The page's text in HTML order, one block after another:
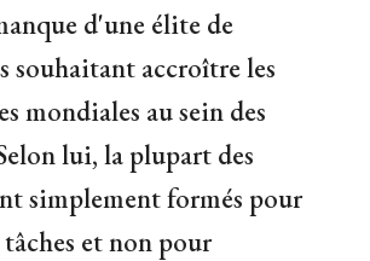
d'une élite de
souhaitant accroître les
mondiales au sein des
lui, la plupart des
simplement formés pour
tâches et non pour